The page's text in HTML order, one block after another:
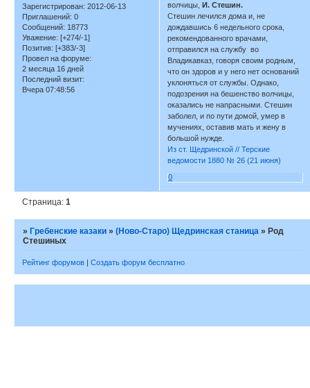
Зарегистрирован: 2012-06-13
Приглашений: 0
Сообщений: 18773
Уважение: [+274/-1]
Позитив: [+383/-3]
Провел на форуме:
2 месяца 16 дней
Последний визит:
Вчера 07:48:56
волчицы,И. Стешин.
Стешин лечился дома и, не
дождавшись 6 недельного срока,
рекомендованного врачами,
отправился на службу во
Владикавказ, говоря своим родным,
что он здоров и у него нет оснований
уклоняться от службы. Однако,
подозрения на бешенство волчицы,
оказались не напрасными. Стешин
заболел, и по пути домой, умер в
мучениях, оставив мать и жену в
большой нужде.
Из ст. Щедринской // Терские
ведомости 1880 № 26 (21 июня)
0
Страница:1
»Гребенские казаки »(Ново-Старо) Щедринская станица »Род
Стешиных
Рейтинг форумов | Создать форум бесплатно